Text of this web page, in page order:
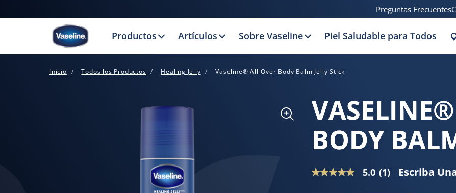
Preguntas Frecuentes
Productos Artículos Sobre Vaseline Piel Saludable para Todos
Inicio Todos los Productos Healing Jelly Vaseline® All-Over Body Balm Jelly Stick
BODY
5.0
5.0 (1) Escriba